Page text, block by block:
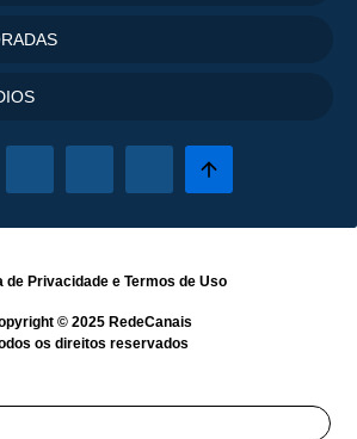
de Privacidadee Termos de Uso
© 2025 RedeCanais
os direitos reservados